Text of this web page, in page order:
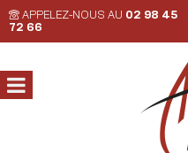
APPELEZ-NOUS AU 02 98 45
72 66